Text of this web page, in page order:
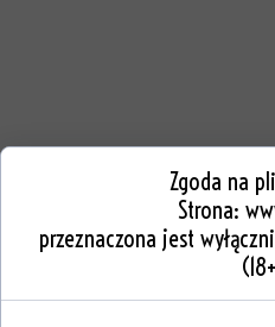
Zgoda na
Strona:
przeznaczona jest